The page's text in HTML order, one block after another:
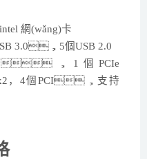
intel 網(wǎng)卡
3.0， 5個USB 2.0
， 1 個PCIe
2，4個PCI，支持